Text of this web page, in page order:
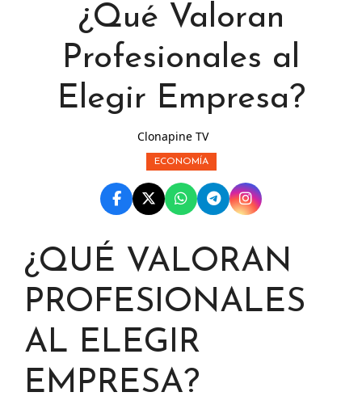
¿Qué Valoran
Profesionales al
Elegir Empresa?
Clonapine TV
ECONOMÍA
¿QUÉ VALORAN
PROFESIONALES
AL ELEGIR
EMPRESA?